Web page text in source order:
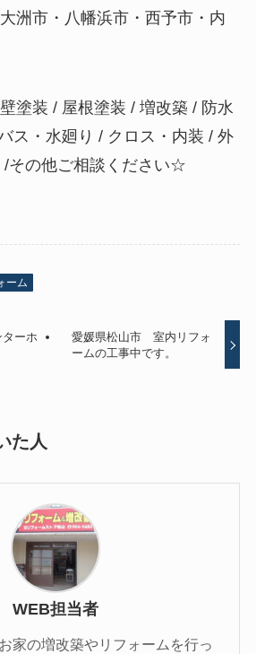
洲市・八幡浜市・西予市・内
塗装 / 屋根塗装 / 増改築 / 防水
ス・水廻り / クロス・内装 / 外
/その他ご相談ください☆
ーム
ーホ
愛媛県松山市 室内リフォ
ームの工事中です。
た人
WEB担当者
家の増改築やリフォームを行っ